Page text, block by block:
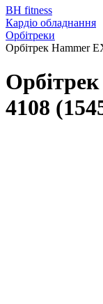
BH fitness
Кардіо обладнання
Орбітреки
Орбітрек Hammer
4108